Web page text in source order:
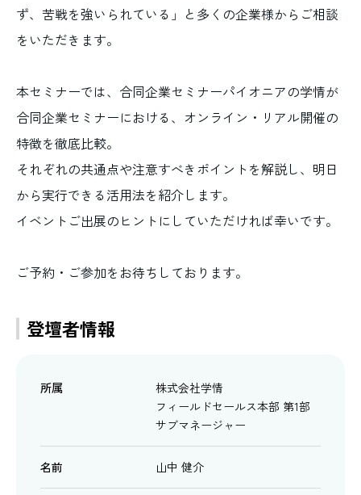
ず、苦戦を強いられている」と多くの企業様からご相談
をいただきます。
本セミナーでは、合同企業セミナーパイオニアの学情が
合同企業セミナーにおける、オンライン・リアル開催の
特徴を徹底比較。
それぞれの共通点や注意すべきポイントを解説し、明日
から実行できる活用法を紹介します。
イベントご出展のヒントにしていただければ幸いです。
ご予約・ご参加をお待ちしております。
登壇者情報
所属
株式会社学情
フィールドセールス本部 第1部
サブマネージャー
名前 山中 健介